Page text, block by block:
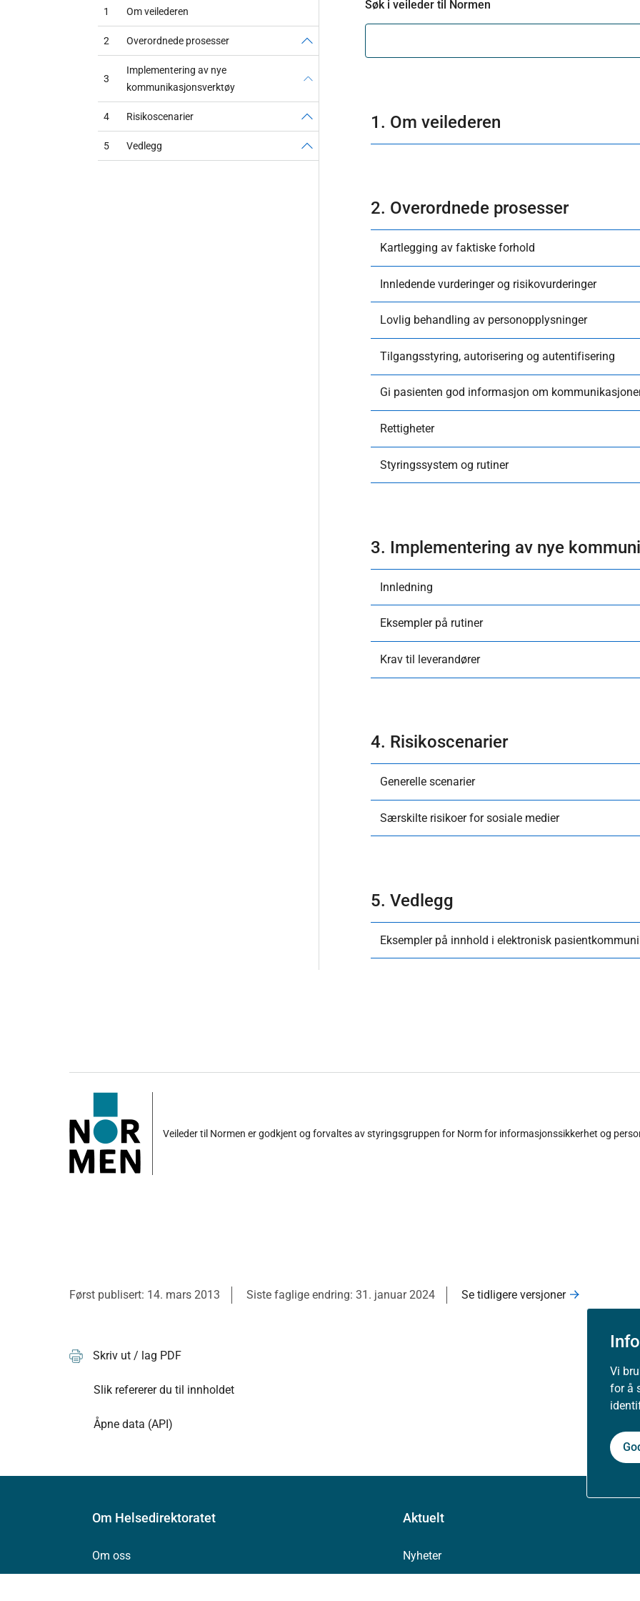
Vi
for å
1 Om veilederen
2 Overordnede prosesser
3
Implementering av nye
kommunikasjonsverktøy
4 Risikoscenarier
5 Vedlegg
Søk i veileder til Normen
1. Om veilederen
2. Overordnede prosesser
Kartlegging av faktiske forhold
Innledende vurderinger og risikovurderinger
Lovlig behandling av personopplysninger
Tilgangsstyring, autorisering og autentifisering
Gi pasienten god informasjon om
Rettigheter
Styringssystem og rutiner
3. Implementering av nye
Innledning
Eksempler på rutiner
Krav til leverandører
4. Risikoscenarier
Generelle scenarier
Særskilte risikoer for sosiale medier
5. Vedlegg
Eksempler på innhold i elektronisk
Veileder til Normen er godkjent og forvaltes av styringsgruppen for Norm for informasjonssikkerhet og
Først publisert: 14. mars 2013 Siste faglige endring: 31. januar 2024 Se tidligere versjoner
Skriv ut / lag PDF
Slik refererer du til innholdet
Åpne data (API)
Om Helsedirektoratet
Om oss
Aktuelt
Nyheter